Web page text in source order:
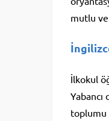
mutlu
İlkokul
toplumu